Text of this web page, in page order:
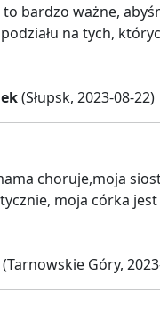
bardzo ważne,
na tych,
(Słupsk, 2023-08-22)
choruje,moja
moja córka
(Tarnowskie Góry,